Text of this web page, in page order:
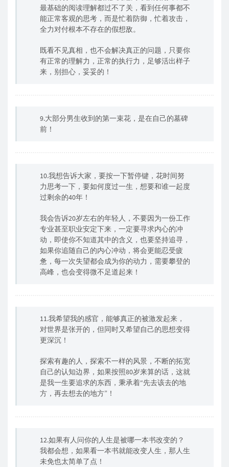
最基础的阅读理解都过不了关，看到任何事都不
能正常客观的思考，而是忙着防御，忙着攻击，
全力对付根本不存在的假想敌。
既看不见真相，也不会解决真正的问题，只要你
有正常的理解力，正常的执行力，足够活出样子
来，别担心，妥妥的！
9.大部分男生收到的第一束花，是在自己的墓碑
前！
10.我想告诉大家，要按一下暂停键，花时间努
力思考一下，要如何度过一生，想要和谁一起度
过剩余的40年！
我会告诉20岁左右的年轻人，不要因为一份工作
专业甚至职业安定下来，一定要寻求内心的冲
动，即使你不知道其中的含义，也要坚持追寻，
如果你追随自己的内心冲动，将会更能忍受疲
惫，每一次失望都会成为你的动力，需要攀登的
高峰，也会变得微不足道起来！
11.我希望我的感官，能够真正的被激发起来，
对世界是张开的，但同时又希望自己的思想变得
更深沉！
探索有趣的人，探索不一样的风景，不断的拓宽
自己的认知边界，如果按照80岁来算的话，这就
是我一生要追求的东西，秉承着“先去该去的地
方，再去想去的地方”！
12.如果有人问你的人生是被哪一本书改变的？
我都会想，如果看一本书就能改变人生，那人生
未免也太简单了点！